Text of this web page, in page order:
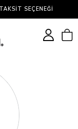
SEÇENEĞI